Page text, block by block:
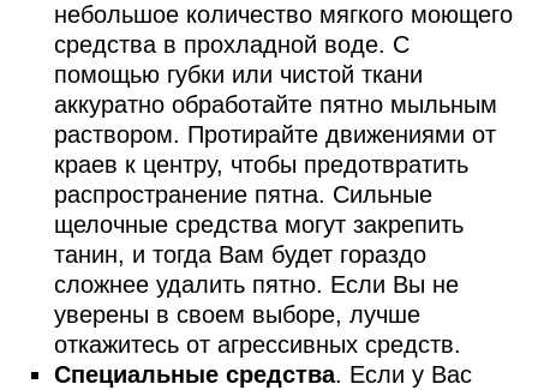
небольшое количество мягкого моющего
средства в прохладной воде. С
помощью губки или чистой ткани
аккуратно обработайте пятно мыльным
раствором. Протирайте движениями от
краев к центру, чтобы предотвратить
распространение пятна. Сильные
щелочные средства могут закрепить
танин, и тогда Вам будет гораздо
сложнее удалить пятно. Если Вы не
уверены в своем выборе, лучше
откажитесь от агрессивных средств.
Специальные средства. Если у Вас